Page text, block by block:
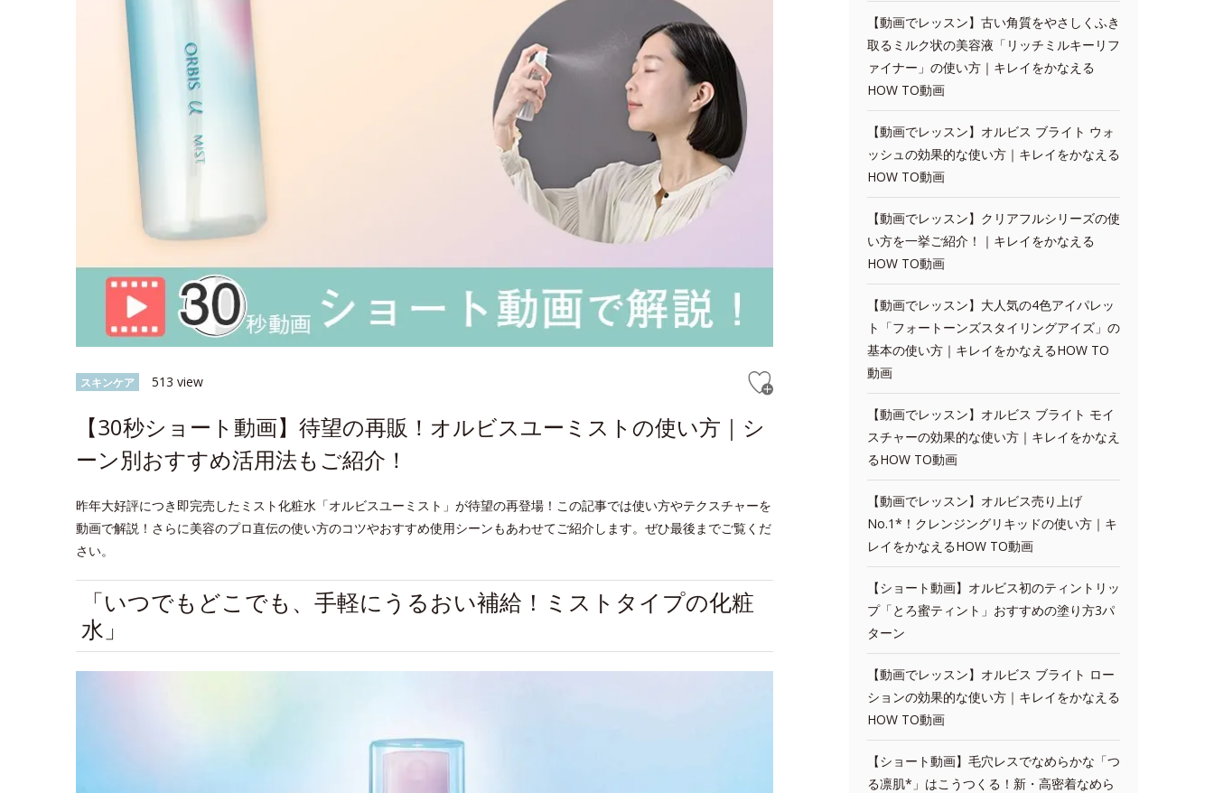
スキンケア 513 view
【30秒ショート動画】待望の再販！オルビスユーミストの使い方｜シ
ーン別おすすめ活用法もご紹介！
昨年大好評につき即完売したミスト化粧水「オルビスユーミスト」が待望の再登場！この記事では使い方やテクスチャーを
動画で解説！さらに美容のプロ直伝の使い方のコツやおすすめ使用シーンもあわせてご紹介します。ぜひ最後までご覧くだ
さい。
「いつでもどこでも、手軽にうるおい補給！ミストタイプの化粧
水」
【動画でレッスン】古い角質をやさしくふき
取るミルク状の美容液「リッチミルキーリフ
ァイナー」の使い方｜キレイをかなえる
HOW TO動画
【動画でレッスン】オルビス ブライト ウォ
ッシュの効果的な使い方｜キレイをかなえる
HOW TO動画
【動画でレッスン】クリアフルシリーズの使
い方を一挙ご紹介！｜キレイをかなえる
HOW TO動画
【動画でレッスン】大人気の4色アイパレッ
ト「フォートーンズスタイリングアイズ」の
基本の使い方｜キレイをかなえるHOW TO
動画
【動画でレッスン】オルビス ブライト モイ
スチャーの効果的な使い方｜キレイをかなえ
るHOW TO動画
【動画でレッスン】オルビス売り上げ
No.1*！クレンジングリキッドの使い方｜キ
レイをかなえるHOW TO動画
【ショート動画】オルビス初のティントリッ
プ「とろ蜜ティント」おすすめの塗り方3パ
ターン
【動画でレッスン】オルビス ブライト ロー
ションの効果的な使い方｜キレイをかなえる
HOW TO動画
【ショート動画】毛穴レスでなめらかな「つ
る凛肌*」はこうつくる！新・高密着なめら